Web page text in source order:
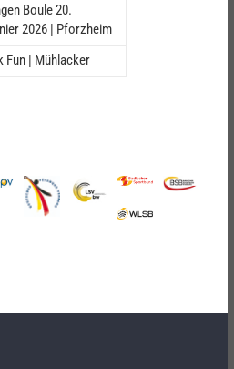
Boule 20.
2026 | Pforzheim
Fun | Mühlacker